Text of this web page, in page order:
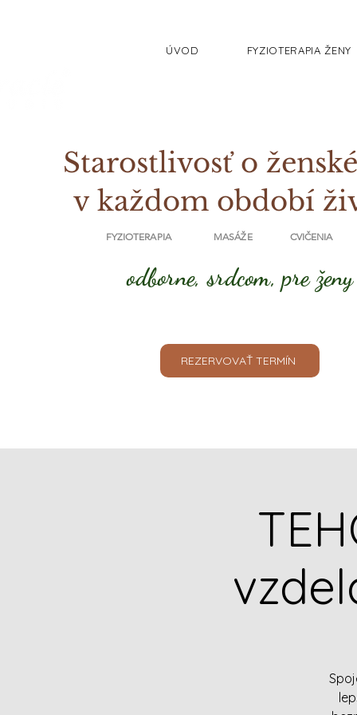
ÚVOD FYZIOTERAPIA ŽENY
Starostlivosť o
v každom období
FYZIOTERAPIA MASÁŽE CVIČENIA
odborne, srdcom, pre ženy
REZERVOVAŤ TERMÍN